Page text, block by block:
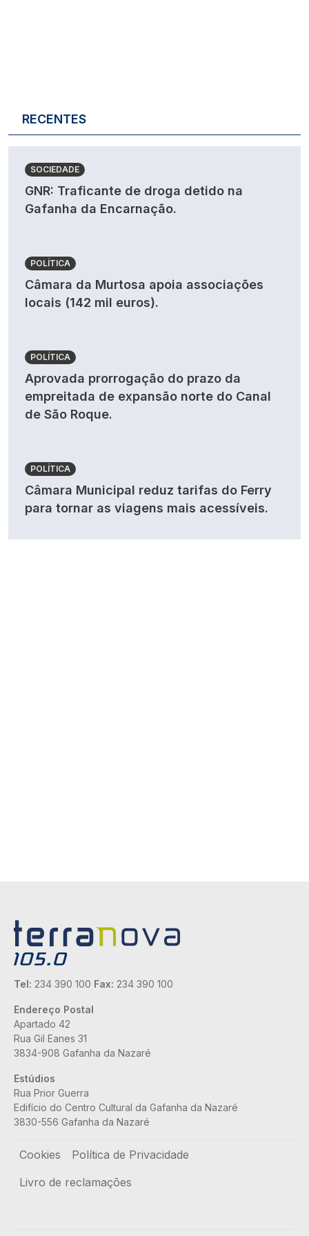
RECENTES
SOCIEDADE
GNR: Traficante de droga detido na
Gafanha da Encarnação.
POLÍTICA
Câmara da Murtosa apoia associações
locais (142 mil euros).
POLÍTICA
Aprovada prorrogação do prazo da
empreitada de expansão norte do Canal
de São Roque.
POLÍTICA
Câmara Municipal reduz tarifas do Ferry
para tornar as viagens mais acessíveis.
Tel: 234 390 100 Fax: 234 390 100
Endereço Postal
Apartado 42
Rua Gil Eanes 31
3834-908 Gafanha da Nazaré
Estúdios
Rua Prior Guerra
Edifício do Centro Cultural da Gafanha da Nazaré
3830-556 Gafanha da Nazaré
Rodapé
Cookies
Política de Privacidade
Livro de reclamações